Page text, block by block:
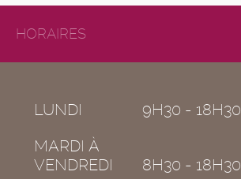
HORAIRES
LUNDI
9H30 - 18H30
MARDI À
VENDREDI
8H30 - 18H30